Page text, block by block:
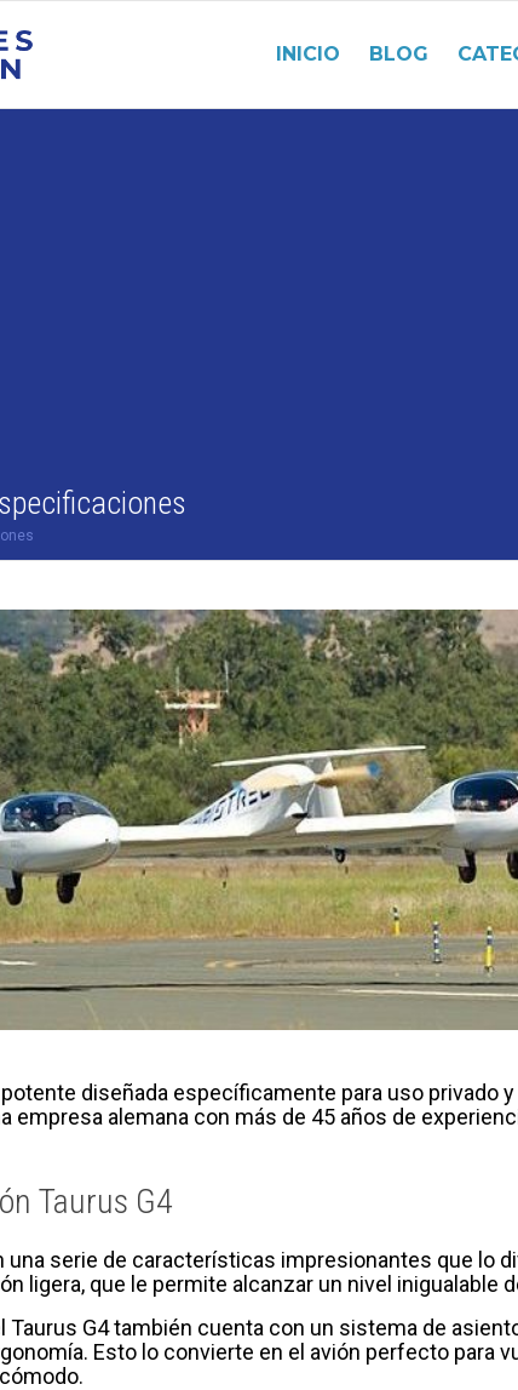
INICIO BLOG
potente diseñada específicamente para uso privado
empresa alemana con más de 45 años de
Taurus G4
una serie de características impresionantes que lo
ligera, que le permite alcanzar un nivel inigualable
Taurus G4 también cuenta con un sistema de
Esto lo convierte en el avión perfecto para